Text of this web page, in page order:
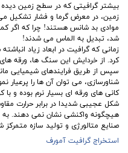
بیشتر گرافیتی که در سطح زمین
زمین، در معرض گرما و فشار تشکیل
موادی بد شانس هستند! چرا که اگر
شد، تبدیل به الماس می شدند!
زمانی که گرافیت در ابعاد زیاد
کرد. از خردایش این سنگ ها، ورقه‌
سپس از طریق فرایندهای شیمیایی
شناورسازی، می توان آن ها را پرعیار
کانی های ورقه ای بسیار نرم بوده و
شکل عجیبی شدیدا در برابر حرارت
هیچگونه واکنشی نشان نمی‌ دهند. به
صنایع متالورژی و تولید سازه
استخراج گرافیت آمورف